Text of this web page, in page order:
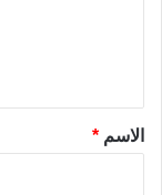
*الاسم *